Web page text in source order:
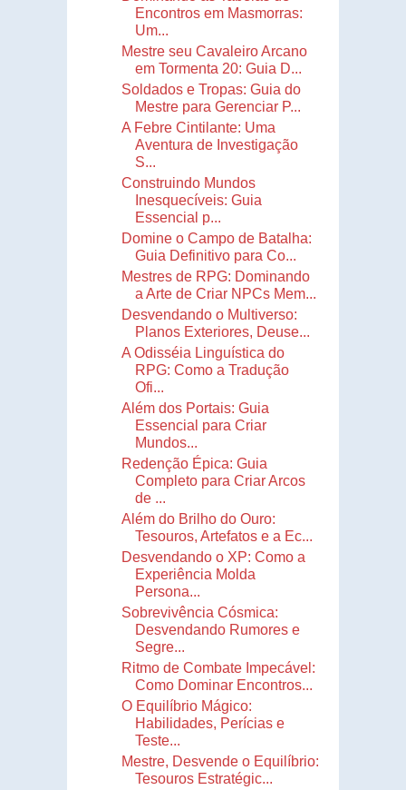
Encontros em Masmorras:
Um...
Mestre seu Cavaleiro Arcano
em Tormenta 20: Guia D...
Soldados e Tropas: Guia do
Mestre para Gerenciar P...
A Febre Cintilante: Uma
Aventura de Investigação
S...
Construindo Mundos
Inesquecíveis: Guia
Essencial p...
Domine o Campo de Batalha:
Guia Definitivo para Co...
Mestres de RPG: Dominando
a Arte de Criar NPCs Mem...
Desvendando o Multiverso:
Planos Exteriores, Deuse...
A Odisséia Linguística do
RPG: Como a Tradução
Ofi...
Além dos Portais: Guia
Essencial para Criar
Mundos...
Redenção Épica: Guia
Completo para Criar Arcos
de ...
Além do Brilho do Ouro:
Tesouros, Artefatos e a Ec...
Desvendando o XP: Como a
Experiência Molda
Persona...
Sobrevivência Cósmica:
Desvendando Rumores e
Segre...
Ritmo de Combate Impecável:
Como Dominar Encontros...
O Equilíbrio Mágico:
Habilidades, Perícias e
Teste...
Mestre, Desvende o Equilíbrio:
Tesouros Estratégic...